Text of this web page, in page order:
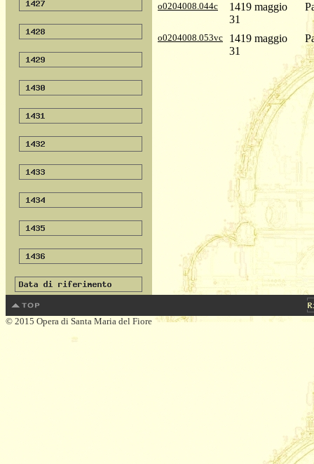
o0204008.044c
1419 maggio
31
o0204008.053vc
1419 maggio
31
© 2015 Opera di Santa Maria del Fiore